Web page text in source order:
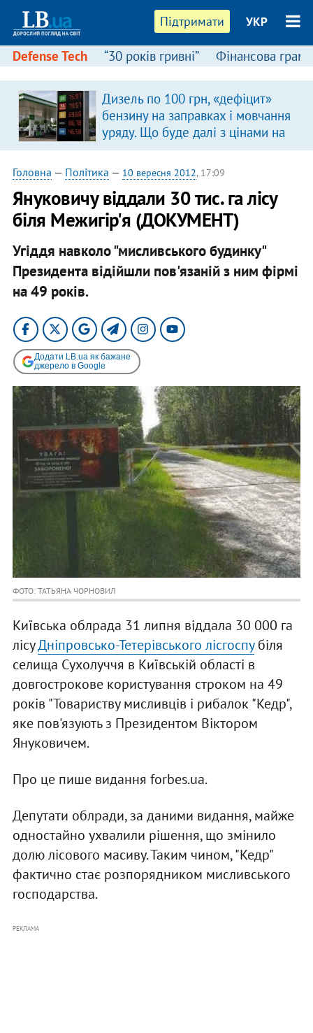
Підтримати УКР
Defense Tech “30 років гривні” Фінансова
Дизель по 100 грн, «дефіцит»
бензину на заправках і мовчання
уряду. Що буде далі з цінами на
пальне?
Головна — Політика — 10 вересня 2012, 17:09
Януковичу віддали 30 тис. га лісу
біля Межигір'я (ДОКУМЕНТ)
Угіддя навколо "мисливського будинку"
Президента відійшли пов'язаній з ним фірмі
на 49 років.
Додати LB.ua як бажане
джерело в Google
ФОТО: ТАТЬЯНА ЧОРНОВИЛ
Київська облрада 31 липня віддала 30 000 га
лісуДніпровсько-Тетерівського лісгоспубіля
селища Сухолуччя в Київській області в
довгострокове користування строком на 49
років "Товариству мисливців і рибалок "Кедр",
яке пов'язують з Президентом Віктором
Януковичем.
Про це пише видання forbes.ua.
Депутати облради, за даними видання, майже
одностайно ухвалили рішення, що змінило
долю лісового масиву. Таким чином, "Кедр"
фактично стає розпорядником мисливського
господарства.
РЕКЛАМА